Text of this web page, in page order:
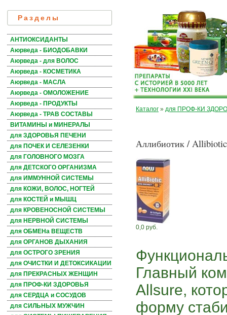
Разделы
АНТИОКСИДАНТЫ
Аюрведа - БИОДОБАВКИ
Аюрведа - для ВОЛОС
Аюрведа - КОСМЕТИКА
Аюрведа - МАСЛА
Аюрведа - ОМОЛОЖЕНИЕ
Аюрведа - ПРОДУКТЫ
Аюрведа - ТРАВ СОСТАВЫ
ВИТАМИНЫ и МИНЕРАЛЫ
для ЗДОРОВЬЯ ПЕЧЕНИ
для ПОЧЕК И СЕЛЕЗЕНКИ
для ГОЛОВНОГО МОЗГА
для ДЕТСКОГО ОРГАНИЗМА
для ИММУННОЙ СИСТЕМЫ
для КОЖИ, ВОЛОС, НОГТЕЙ
для КОСТЕЙ и МЫШЦ
для КРОВЕНОСНОЙ СИСТЕМЫ
для НЕРВНОЙ СИСТЕМЫ
для ОБМЕНа ВЕЩЕСТВ
для ОРГАНОВ ДЫХАНИЯ
для ОСТРОГО ЗРЕНИЯ
для ОЧИСТКИ И ДЕТОКСИКАЦИИ
для ПРЕКРАСНЫХ ЖЕНЩИН
для ПРОФ-КИ ЗДОРОВЬЯ
для СЕРДЦА и СОСУДОВ
для СИЛЬНЫХ МУЖЧИН
Каталог » для ПРОФ-КИ
Аллибиотик /
0,0 руб.
Главный
Allsure,
форму